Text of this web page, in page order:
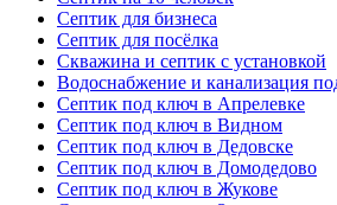
Септик для бизнеса
Септик для посёлка
Скважина и септик с установкой
Водоснабжение и канализация
Септик под ключ в Апрелевке
Септик под ключ в Видном
Септик под ключ в Дедовске
Септик под ключ в Домодедово
Септик под ключ в Жукове